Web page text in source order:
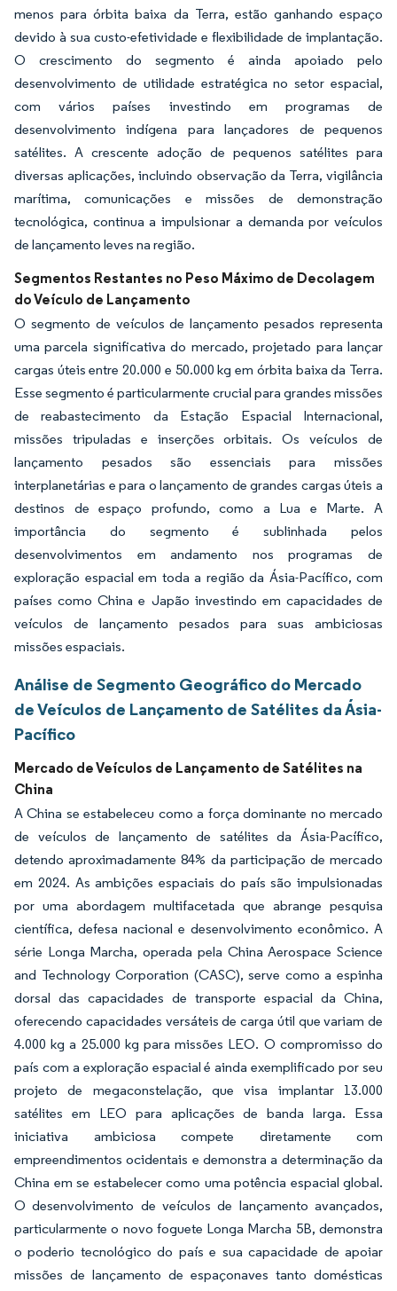
menos para órbita baixa da Terra, estão ganhando espaço
devido à sua custo-efetividade e flexibilidade de implantação.
O crescimento do segmento é ainda apoiado pelo
desenvolvimento de utilidade estratégica no setor espacial,
com vários países investindo em programas de
desenvolvimento indígena para lançadores de pequenos
satélites. A crescente adoção de pequenos satélites para
diversas aplicações, incluindo observação da Terra, vigilância
marítima, comunicações e missões de demonstração
tecnológica, continua a impulsionar a demanda por veículos
de lançamento leves na região.
Segmentos Restantes no Peso Máximo de Decolagem
do Veículo de Lançamento
O segmento de veículos de lançamento pesados representa
uma parcela significativa do mercado, projetado para lançar
cargas úteis entre 20.000 e 50.000 kg em órbita baixa da Terra.
Esse segmento é particularmente crucial para grandes missões
de reabastecimento da Estação Espacial Internacional,
missões tripuladas e inserções orbitais. Os veículos de
lançamento pesados são essenciais para missões
interplanetárias e para o lançamento de grandes cargas úteis a
destinos de espaço profundo, como a Lua e Marte. A
importância do segmento é sublinhada pelos
desenvolvimentos em andamento nos programas de
exploração espacial em toda a região da Ásia-Pacífico, com
países como China e Japão investindo em capacidades de
veículos de lançamento pesados para suas ambiciosas
missões espaciais.
Análise de Segmento Geográfico do Mercado
de Veículos de Lançamento de Satélites da Ásia-
Pacífico
Mercado de Veículos de Lançamento de Satélites na
China
A China se estabeleceu como a força dominante no mercado
de veículos de lançamento de satélites da Ásia-Pacífico,
detendo aproximadamente 84% da participação de mercado
em 2024. As ambições espaciais do país são impulsionadas
por uma abordagem multifacetada que abrange pesquisa
científica, defesa nacional e desenvolvimento econômico. A
série Longa Marcha, operada pela China Aerospace Science
and Technology Corporation (CASC), serve como a espinha
dorsal das capacidades de transporte espacial da China,
oferecendo capacidades versáteis de carga útil que variam de
4.000 kg a 25.000 kg para missões LEO. O compromisso do
país com a exploração espacial é ainda exemplificado por seu
projeto de megaconstelação, que visa implantar 13.000
satélites em LEO para aplicações de banda larga. Essa
iniciativa ambiciosa compete diretamente com
empreendimentos ocidentais e demonstra a determinação da
China em se estabelecer como uma potência espacial global.
O desenvolvimento de veículos de lançamento avançados,
particularmente o novo foguete Longa Marcha 5B, demonstra
o poderio tecnológico do país e sua capacidade de apoiar
missões de lançamento de espaçonaves tanto domésticas